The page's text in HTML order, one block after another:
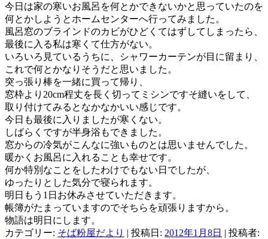
今日は家の寒いお風呂を何とかできないかと思っていたのを
何とかしようとホームセンターへ行ってみました。
風呂窓のブラインドのカビがひどくてはずしてしまったら、
最後に入る私は寒くて仕方がない。
いろいろ見ているうちに、シャワーカーテンが目に留まり、
これで何とかなりそうだと思いました。
突っ張り棒を一緒に買って帰り、
窓枠より20cm程丈を長く切ってミシンですそ縫いをして、
取り付けてみるとなかなかいい感じです。
今日も最後に入りましたが寒くない。
しばらくですが半身浴もできました。
窓からの冷気がこんなに強いものとは思いませんでした。
暖かくお風呂に入れることも幸せです。
何か特別なことをしたわけでもない日でしたが、
ゆったりとした気分で寝られます。
明日もう1日お休みさせていただきます。
帳簿がたまっていますのでそちらを頑張りますから。
物語は明日にします。
カテゴリー: そば粉屋だより | 投稿日: 2012年1月8日 | 投稿者: